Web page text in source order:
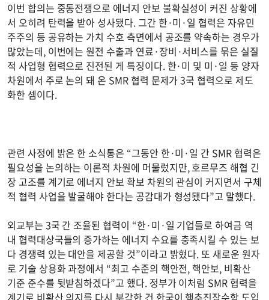
이번 합의는 중동전쟁으로 에너지 안보 불확실성이 커진 상황에
서 오히려 탄력을 받아 성사됐다. 그간 한·미·일 협력은 자유민
주주의 등 공유하는 가치 수호 측면에서 공조를 약속하는 경우가
많았는데, 이번에는 원전 수출과 연료·장비·서비스를 묶은 실질
적 사업형 협력으로 진전된 게 특징이다. 한·미 및 미·일 등 양자
차원에서 주로 논의 돼 온 SMR 협력 문제가 3국 협력으로 제도
화한 셈이다.
관련 사정에 밝은 한 소식통은 “그동안 한·미·일 간 SMR 협력은
필요성을 논의하는 이론적 차원에 머물렀지만, 호르무즈 해협 긴
장 고조를 계기로 에너지 안보 확보 차원의 관심이 커지면서 구체
적 협력 사업을 발굴해야 한다는 공감대가 형성됐다”고 말했다.
외교부는 3국 간 조율된 협력이 “한·미·일 기업들로 하여금 역
내 협력대상국들의 증가하는 에너지 수요를 충족시킬 수 있는 보
다 경쟁력 있는 대안을 제공할 것”이라고 밝혔다. 또 새로운 원자
로 기술 상용화 과정에서 “최고 수준의 핵안전, 핵안보, 비확산
기준 준수를 뒷받침하겠다”고 했다. 정부가 이처럼 SMR 협력을
계기로 비확산 의지를 다시 부각한 건 한국이 핵추진잠수함 도입